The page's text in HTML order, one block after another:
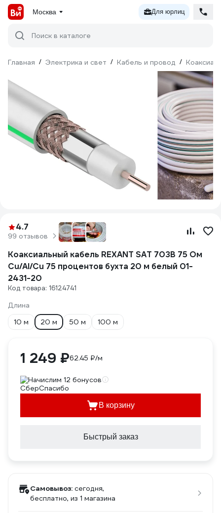
Москва Для юрлиц
Поиск в каталоге
Главная / Электрика и свет / Кабель и провод /
4.7
99 отзывов
Коаксиальный кабель REXANT SAT 703B 75 Ом
Cu/Al/Cu 75 процентов бухта 20 м белый 01-
2431-20
Код товара: 16124741
Длина
10 м
20 м 50 м 100 м
1 249 ₽62.45 ₽/м
Начислим 12 бонусов
В корзину
Быстрый заказ
Самовывоз: сегодня,
бесплатно, из 1 магазина